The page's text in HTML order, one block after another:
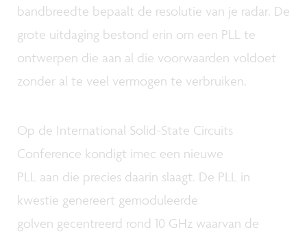
bandbreedte bepaalt de resolutie van je radar. De
grote uitdaging bestond erin om een PLL te
ontwerpen die aan al die voorwaarden voldoet
zonder al te veel vermogen te verbruiken.
Op de International Solid-State Circuits
Conference kondigt imec een nieuwe
PLL aan die precies daarin slaagt. De PLL in
kwestie genereert gemoduleerde
golven gecentreerd rond 10 GHz waarvan de